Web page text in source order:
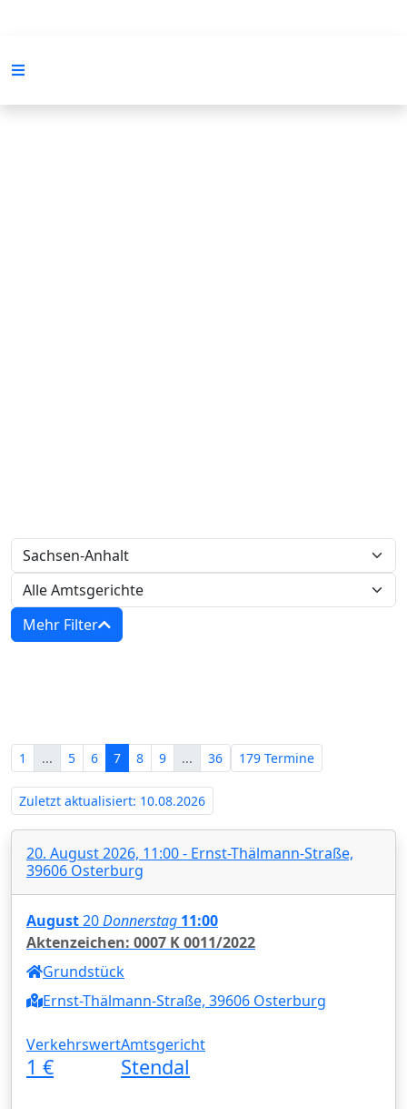
Mehr Filter
1 ... 5 6 7 8 9 ... 36 179 Termine
Zuletzt aktualisiert: 10.08.2026
20. August 2026, 11:00 - Ernst-Thälmann-Straße,
39606 Osterburg
August20Donnerstag 11:00
Aktenzeichen: 0007 K 0011/2022
Grundstück
Ernst-Thälmann-Straße, 39606 Osterburg
Verkehrswert
1 €
Amtsgericht
Stendal